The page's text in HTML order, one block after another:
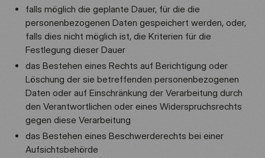
falls möglich die geplante Dauer, für die die
personenbezogenen Daten gespeichert werden, oder,
falls dies nicht möglich ist, die Kriterien für die
Festlegung dieser Dauer
das Bestehen eines Rechts auf Berichtigung oder
Löschung der sie betreffenden personenbezogenen
Daten oder auf Einschränkung der Verarbeitung durch
den Verantwortlichen oder eines Widerspruchsrechts
gegen diese Verarbeitung
das Bestehen eines Beschwerderechts bei einer
Aufsichtsbehörde